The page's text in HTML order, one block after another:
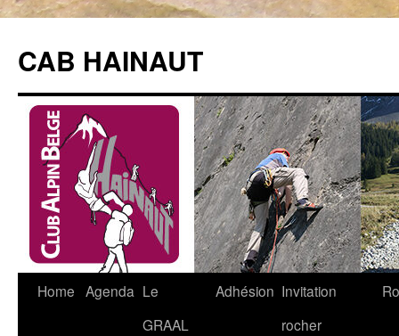
contenu
CAB HAINAUT
Home Agenda Le
GRAAL
Adhésion Invitation
rocher